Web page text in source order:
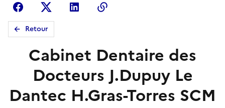
FacebookX (anciennement Twitter)
Linkedin
Retour
Cabinet Dentaire des
Docteurs J.Dupuy Le
Dantec H.Gras-Torres SCM